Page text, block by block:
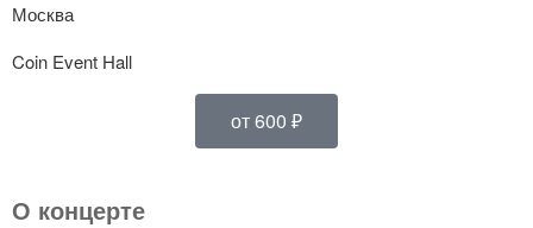
Москва
Coin Event Hall
от 600 ₽
О концерте